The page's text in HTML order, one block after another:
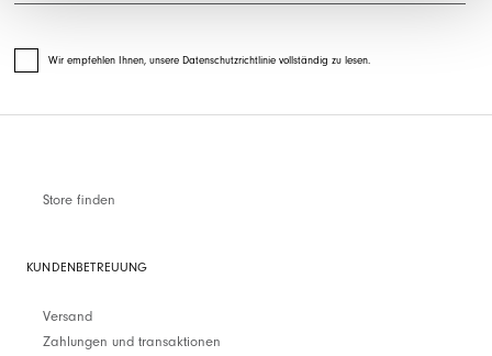
Wir empfehlen Ihnen, unsere Datenschutzrichtlinie vollständig zu lesen.
Store finden
KUNDENBETREUUNG
Versand
Zahlungen und transaktionen